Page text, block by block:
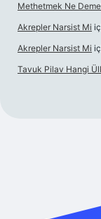
Methetmek Ne
Akrepler Narsist Mi
Akrepler Narsist Mi
Tavuk Pilav Hangi